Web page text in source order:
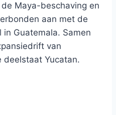
Maya-beschaving en
aan met de
Guatemala. Samen
van
deelstaat Yucatan.